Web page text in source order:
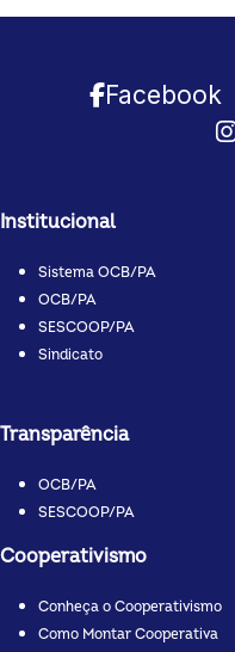
Facebook
Institucional
Sistema OCB/PA
OCB/PA
SESCOOP/PA
Sindicato
Transparência
OCB/PA
SESCOOP/PA
Cooperativismo
Conheça o Cooperativismo
Como Montar Cooperativa